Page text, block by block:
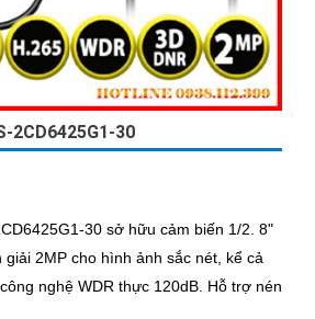
2CD6425G1-30
30 sở hữu cảm biến 1/2. 8"
giải 2MP cho hình ảnh sắc nét, kể cả
WDR thực 120dB. Hỗ trợ nén